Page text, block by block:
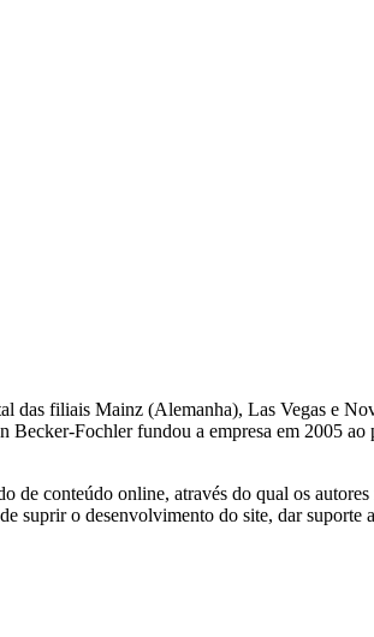
das filiais Mainz (Alemanha), Las Vegas e
Becker-Fochler fundou a empresa em 2005
conteúdo online, através do qual os
suprir o desenvolvimento do site, dar